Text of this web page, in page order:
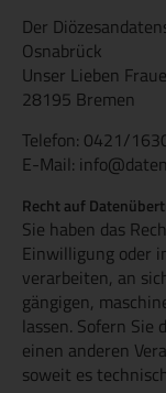
Der
Osnabrück
Unser Lieben
28195 Bremen
Telefon: 0421/
E-Mail:
Recht auf
Sie haben das
Einwilligung oder
verarbeiten, an
gängigen,
lassen. Sofern Sie
einen anderen
soweit es